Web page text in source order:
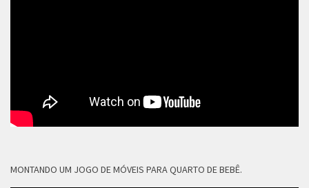
MONTANDO UM JOGO DE MÓVEIS PARA QUARTO DE BEBÊ.